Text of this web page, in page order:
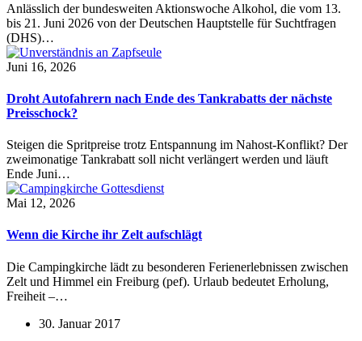
Anlässlich der bundesweiten Aktionswoche Alkohol, die vom 13.
bis 21. Juni 2026 von der Deutschen Hauptstelle für Suchtfragen
(DHS)…
Juni 16, 2026
Droht Autofahrern nach Ende des Tankrabatts der nächste
Preisschock?
Steigen die Spritpreise trotz Entspannung im Nahost-Konflikt? Der
zweimonatige Tankrabatt soll nicht verlängert werden und läuft
Ende Juni…
Mai 12, 2026
Wenn die Kirche ihr Zelt aufschlägt
Die Campingkirche lädt zu besonderen Ferienerlebnissen zwischen
Zelt und Himmel ein Freiburg (pef). Urlaub bedeutet Erholung,
Freiheit –…
30. Januar 2017